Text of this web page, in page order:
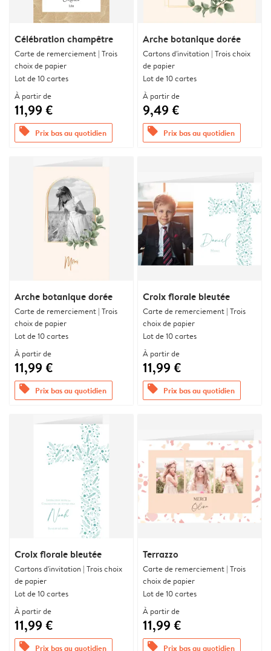
Célébration champêtre
Carte de remerciement | Trois
choix de papier
Lot de 10 cartes
À partir de
11,99 €
offers Prix bas au quotidien
Arche botanique dorée
Cartons d'invitation | Trois choix
de papier
Lot de 10 cartes
À partir de
9,49 €
offers Prix bas au quotidien
Arche botanique dorée
Carte de remerciement | Trois
choix de papier
Lot de 10 cartes
À partir de
11,99 €
offers Prix bas au quotidien
Croix florale bleutée
Carte de remerciement | Trois
choix de papier
Lot de 10 cartes
À partir de
11,99 €
offers Prix bas au quotidien
Croix florale bleutée
Cartons d'invitation | Trois choix
de papier
Lot de 10 cartes
À partir de
11,99 €
offers Prix bas au quotidien
Terrazzo
Carte de remerciement | Trois
choix de papier
Lot de 10 cartes
À partir de
11,99 €
offers Prix bas au quotidien